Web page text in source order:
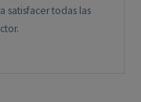
satisfacer todas las